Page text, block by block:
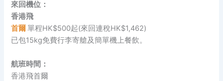
來回機位：
香港飛
首爾單程HK$500起(來回連稅HK$1,462)
已包15kg免費行李寄艙及簡單機上餐飲。
航班時間：
香港飛首爾